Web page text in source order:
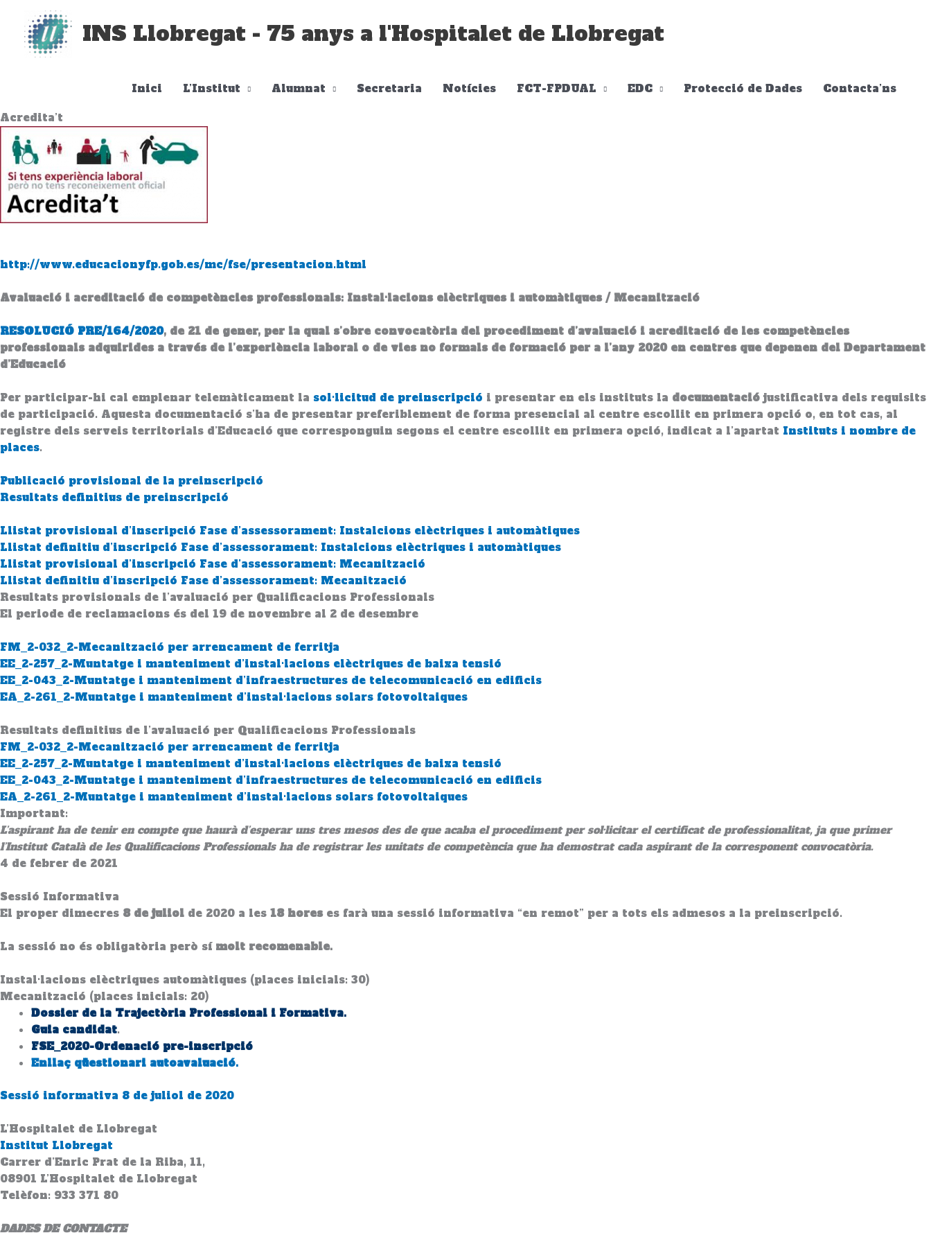
contingut
INS Llobregat - 75 anys a l'Hospitalet de Llobregat
Inici L’Institut Alumnat Secretaria Notícies FCT-FPDUAL EDC Protecció de Dades
Contacta’ns
Acredita’t
http://www.educacionyfp.gob.es/mc/fse/presentacion.html
Avaluació i acreditació de competències professionals: Instal·lacions elèctriques i automàtiques / Mecanització
RESOLUCIÓ PRE/164/2020, de 21 de gener, per la qual s’obre convocatòria del procediment d’avaluació i acreditació de les competències
professionals adquirides a través de l’experiència laboral o de vies no formals de formació per a l’any 2020 en centres que depenen del Departament
d’Educació
Per participar-hi cal emplenar telemàticament la sol·licitud de preinscripció i presentar en els instituts la documentació justificativa dels requisits
de participació. Aquesta documentació s’ha de presentar preferiblement de forma presencial al centre escollit en primera opció o, en tot cas, al
registre dels serveis territorials d’Educació que corresponguin segons el centre escollit en primera opció, indicat a l’apartat Instituts i nombre de
places.
Publicació provisional de la preinscripció
Resultats definitius de preinscripció
Llistat provisional d’inscripció Fase d’assessorament: Instalcions elèctriques i automàtiques
Llistat definitiu d’inscripció Fase d’assessorament: Instalcions elèctriques i automàtiques
Llistat provisional d’inscripció Fase d’assessorament: Mecanització
Llistat definitiu d’inscripció Fase d’assessorament: Mecanització
Resultats provisionals de l’avaluació per Qualificacions Professionals
El periode de reclamacions és del 19 de novembre al 2 de desembre
FM_2-032_2-Mecanització per arrencament de ferritja
EE_2-257_2-Muntatge i manteniment d’instal·lacions elèctriques de baixa tensió
EE_2-043_2-Muntatge i manteniment d’infraestructures de telecomunicació en edificis
EA_2-261_2-Muntatge i manteniment d’instal·lacions solars fotovoltaiques
Resultats definitius de l’avaluació per Qualificacions Professionals
FM_2-032_2-Mecanització per arrencament de ferritja
EE_2-257_2-Muntatge i manteniment d’instal·lacions elèctriques de baixa tensió
EE_2-043_2-Muntatge i manteniment d’infraestructures de telecomunicació en edificis
EA_2-261_2-Muntatge i manteniment d’instal·lacions solars fotovoltaiques
Important:
L’aspirant ha de tenir en compte que haurà d’esperar uns tres mesos des de que acaba el procediment per sol·licitar el certificat de professionalitat, ja que primer
l’Institut Català de les Qualificacions Professionals ha de registrar les unitats de competència que ha demostrat cada aspirant de la corresponent convocatòria.
4 de febrer de 2021
Sessió Informativa
El proper dimecres 8 de juliol de 2020 a les 18 horeses farà una sessió informativa “en remot” per a tots els admesos a la preinscripció.
La sessió no és obligatòria però sí molt recomenable.
Instal·lacions elèctriques automàtiques (places inicials: 30)
Mecanització (places inicials: 20)
Dossier de la Trajectòria Professional i Formativa.
Guia candidat.
FSE_2020-Ordenació pre-inscripció
Enllaç qüestionari autoavaluació.
Sessió informativa 8 de juliol de 2020
L’Hospitalet de Llobregat
Institut Llobregat
Carrer d’Enric Prat de la Riba, 11,
08901 L’Hospitalet de Llobregat
Telèfon: 933 371 80
DADES DE CONTACTE